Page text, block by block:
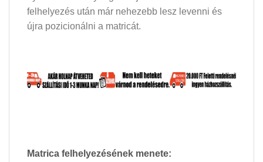
felhelyezés után már nehezebb lesz levenni és
újra pozicionálni a matricát.
Matrica felhelyezésének menete: